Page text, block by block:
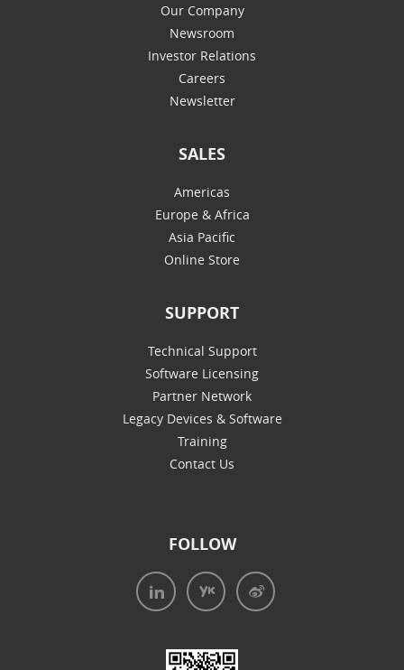
Our Company
Newsroom
Investor Relations
Careers
Newsletter
SALES
Americas
Europe & Africa
Asia Pacific
Online Store
SUPPORT
Technical Support
Software Licensing
Partner Network
Legacy Devices & Software
Training
Contact Us
FOLLOW